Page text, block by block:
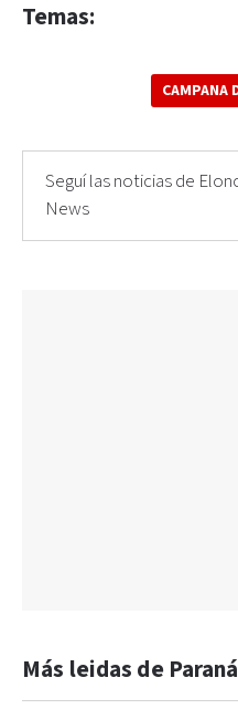
Temas:
CAMPANA
Seguí las noticias de
News
Más leidas de Paraná